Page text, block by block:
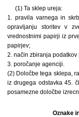
(1) Ta sklep ureja:
1. pravila varnega in
opravljanju storitev v
vrednostnimi papirji iz
papirjev;
2. način zbiranja
3. poročanje agenciji.
(2) Določbe tega sklepa,
iz drugega odstavka 45.
posamezne določbe
Oznake